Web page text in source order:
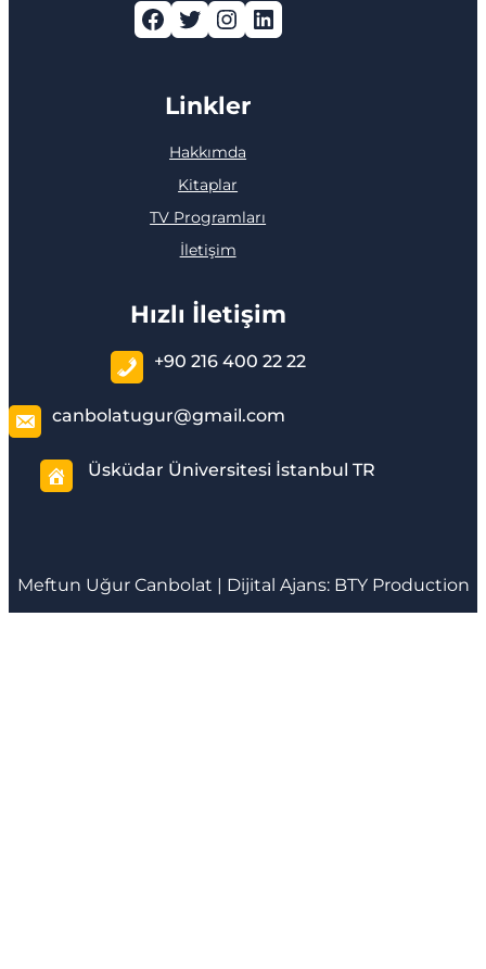
Facebook Twitter Instagram LinkedIn
Linkler
Hakkımda
Kitaplar
TV Programları
İletişim
Hızlı İletişim
+90 216 400 22 22
canbolatugur@gmail.com
Üsküdar Üniversitesi İstanbul TR
Meftun Uğur Canbolat | Dijital Ajans: BTY Production